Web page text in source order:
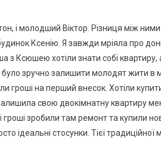
і молодший Віктор. Різниця між
Ксенію. Я завжди мріяла про
Ксюшею хотіли знати собі квартиру,
було зручно залишити молодят жити в
на перший внесок. Хотіли купити
свою двокімнатну квартиру
гроші зробили там ремонт та купили
ідеальні стосунки. Тієї